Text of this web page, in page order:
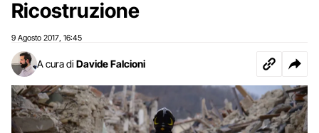
Ricostruzione
9 Agosto 2017 16:45
A cura di Davide Falcioni